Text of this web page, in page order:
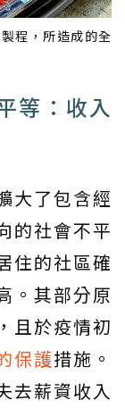
程，所造成的全
等：收入
大了包含經
的社會不平
住的社區確
。其部分原
且於疫情初
保護措施。
去薪資收入